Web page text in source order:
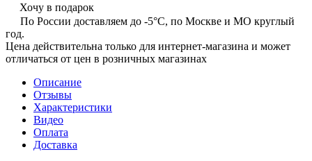
Хочу в подарок
По России доставляем до -5°C, по Москве и МО круглый
год.
Цена действительна только для интернет-магазина и может
отличаться от цен в розничных магазинах
Описание
Отзывы
Характеристики
Видео
Оплата
Доставка